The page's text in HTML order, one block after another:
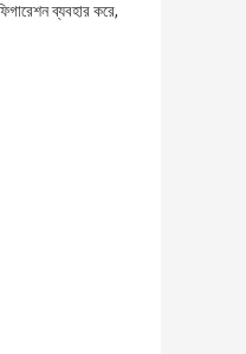
ব্যবহার করে,